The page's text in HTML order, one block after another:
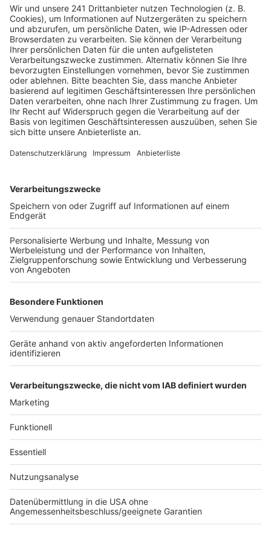
Netzausbau gemacht.
Veröffentlicht:Dienstag, 21.09.2021 14:49
Anzeige
Dabei ist es unter anderem auch um Stromtrassen
gegangen. Das Ergebnis: die meisten der befragten
Kandidaten setzen sich dafür ein, dass
Meter entfernt von Wohnhäusern verlaufen müssen.
und der Piraten (Kristian Katzmarek) lehnen eine
solche Regelung ab; der CDU-Kandidat (Georg Kippels)
hat sich nach Angaben der Bürgerinitiative an der
wegen möglicher Gesundheitsgefahren, ergibt die
Umfrage dagegen kein eindeutiges Bild. Die Initiative
wollte wissen, ob der Bau der Trassen erst einmal auf
Menschen und Tiere nicht ausgeschlossen werden
können. Die Kandidaten der Grünen (Rüdiger
Warnecke), der Linken (Sirin Seitz) und der Freien
Wähler (Ulrich Wokulat) unterstützen ein solches
Moratorium, im Gegensatz zu den Kandidaten von SPD,
FDP und Piraten.
Anzeige
Anzeige